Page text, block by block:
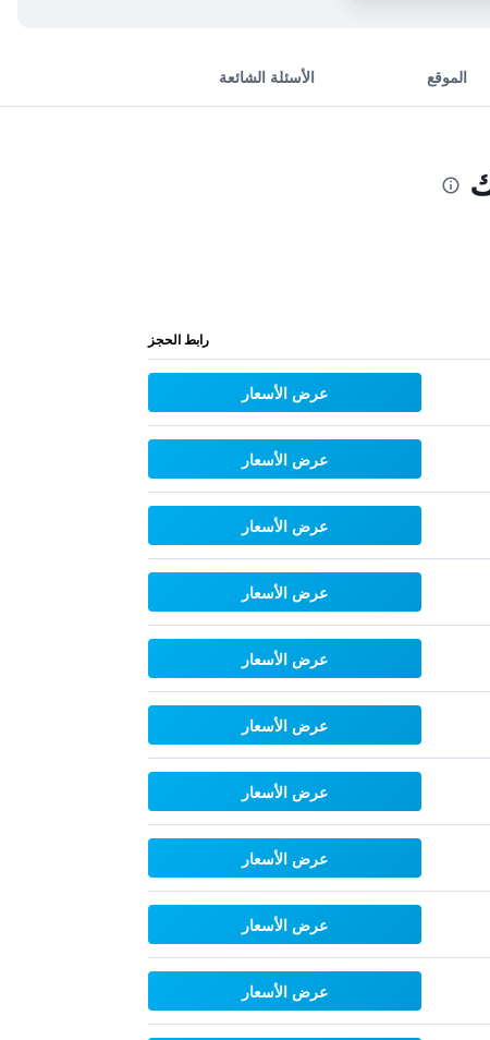
الموقع الأسئلة الشائعة
رابط الحجز
عرض الأسعار
عرض الأسعار
عرض الأسعار
عرض الأسعار
عرض الأسعار
عرض الأسعار
عرض الأسعار
عرض الأسعار
عرض الأسعار
عرض الأسعار